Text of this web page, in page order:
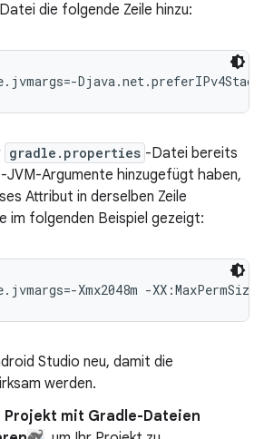
die folgende Zeile hinzu:
gradle.properties -Datei bereits
JVM-Argumente hinzugefügt haben,
Attribut in derselben Zeile
im folgenden Beispiel gezeigt:
Studio neu, damit die
werden.
Projekt mit Gradle-Dateien